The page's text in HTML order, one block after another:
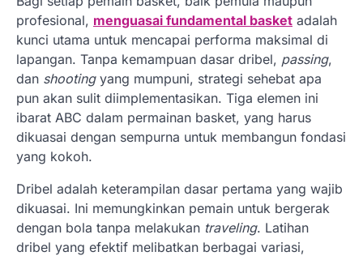
profesional, menguasai fundamental basket adalah
kunci utama untuk mencapai performa maksimal di
lapangan. Tanpa kemampuan dasar dribel, passing,
dan shootingyang mumpuni, strategi sehebat apa
pun akan sulit diimplementasikan. Tiga elemen ini
ibarat ABC dalam permainan basket, yang harus
dikuasai dengan sempurna untuk membangun fondasi
yang kokoh.
Dribel adalah keterampilan dasar pertama yang wajib
dikuasai. Ini memungkinkan pemain untuk bergerak
dengan bola tanpa melakukan traveling. Latihan
dribel yang efektif melibatkan berbagai variasi,